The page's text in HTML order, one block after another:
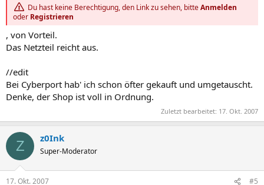
Du hast keine Berechtigung, den Link zu sehen, bitteAnmelden
oder Registrieren
, von Vorteil.
Das Netzteil reicht aus.
//edit
Bei Cyberport hab' ich schon öfter gekauft und umgetauscht.
Denke, der Shop ist voll in Ordnung.
Zuletzt bearbeitet: 17. Okt. 2007
Z z0Ink
Super-Moderator
17. Okt. 2007 #5